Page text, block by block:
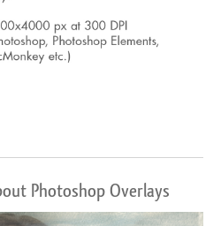
Photoshop Overlays